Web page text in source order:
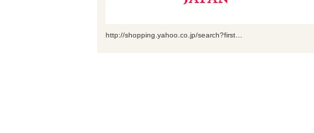
http://shopping.yahoo.co.jp/search?first…